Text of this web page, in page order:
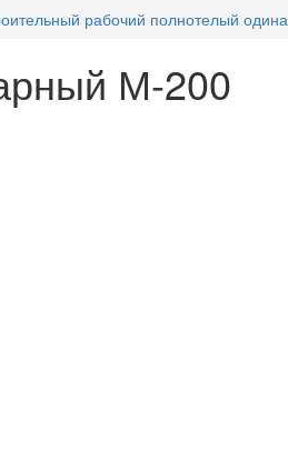
рабочий полнотелый
М-200